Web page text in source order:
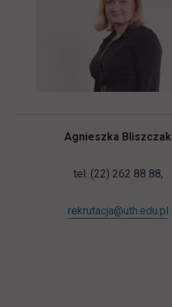
Agnieszka Bliszczak
tel. (22) 262 88 88,
rekrutacja@uth.edu.pl